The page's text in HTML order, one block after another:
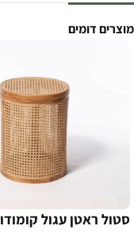
מוצרים דומים
סטול ראטן עגול קומודו